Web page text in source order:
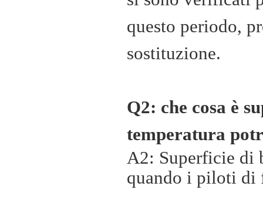
questo periodo,
sostituzione.
Q2: che cosa è
temperatura
A2: Superficie di
quando i piloti di